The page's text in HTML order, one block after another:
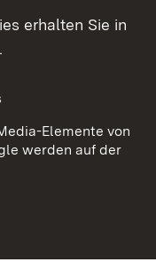
erhalten Sie in
.
Elemente von
werden auf der